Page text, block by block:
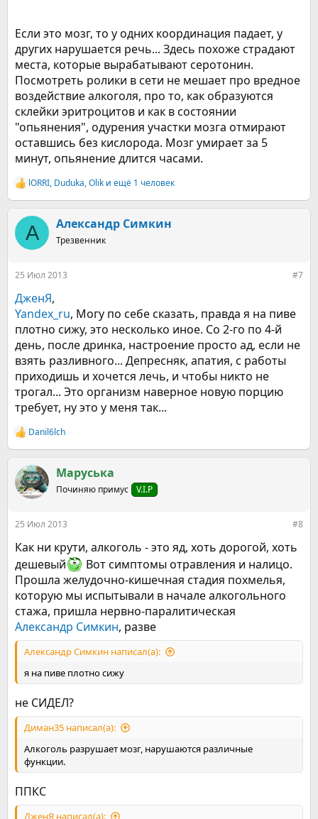
Если это мозг, то у одних координация падает, у
других нарушается речь... Здесь похоже страдают
места, которые вырабатывают серотонин.
Посмотреть ролики в сети не мешает про вредное
воздействие алкоголя, про то, как образуются
склейки эритроцитов и как в состоянии
"опьянения", одурения участки мозга отмирают
оставшись без кислорода. Мозг умирает за 5
минут, опьянение длится часами.
Р
е
к
ц
и
lORRI, Duduka,Olik и ещё 1 человек
А Александр Симкин
Трезвенник
25 Июл 2013 #7
ДженЯ,
Yandex_ru, Могу по себе сказать, правда я на пиве
плотно сижу, это несколько иное. Со 2-го по 4-й
день, после дринка, настроение просто ад, если не
взять разливного... Депресняк, апатия, с работы
приходишь и хочется лечь, и чтобы никто не
трогал... Это организм наверное новую порцию
требует, ну это у меня так...
Р
е
к
ц
и
Danil6lch
Маруська
Починяю примус V.I.P
25 Июл 2013 #8
Как ни крути, алкоголь - это яд, хоть дорогой, хоть
дешевый
Вот симптомы отравления и налицо.
Прошла желудочно-кишечная стадия похмелья,
которую мы испытывали в начале алкогольного
стажа, пришла нервно-паралитическая
Александр Симкин, разве
Александр Симкин написал(а):
я на пиве плотно сижу
не СИДЕЛ?
Диман35 написал(а):
Алкоголь разрушает мозг, нарушаются различные
функции.
ППКС
ДженЯ написал(а):